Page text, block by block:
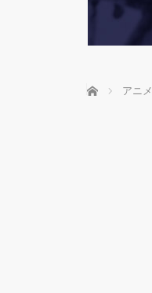
ホーム アニメ